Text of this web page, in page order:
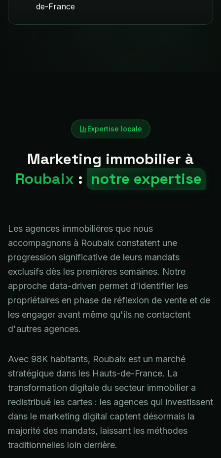
de-France
Expertise locale
Marketing immobilier à
Roubaix : notre expertise
Les agences immobilières que nous
accompagnons à Roubaix constatent une
progression significative de leurs mandats
exclusifs dès les premières semaines. Notre
approche data-driven permet d'identifier les
propriétaires en phase de réflexion de vente et de
les engager avant même qu'ils ne contactent
d'autres agences.
Avec 98K habitants, Roubaix est un marché
stratégique dans les Hauts-de-France. La
transformation digitale du secteur immobilier a
redistribué les cartes : les agences qui investissent
dans le marketing digital captent désormais la
majorité des mandats, laissant les méthodes
traditionnelles loin derrière.